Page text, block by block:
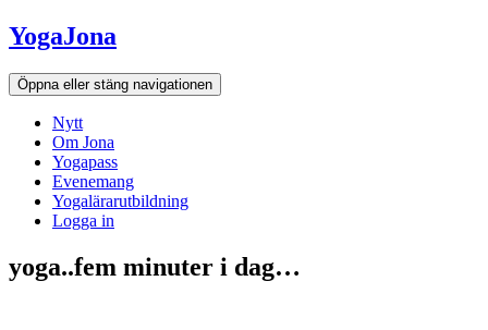
Hoppa
till
innehållet
YogaJona
Öppna eller stäng navigationen
Nytt
Om Jona
Yogapass
Evenemang
Yogalärarutbildning
Logga in
yoga..fem minuter i dag…